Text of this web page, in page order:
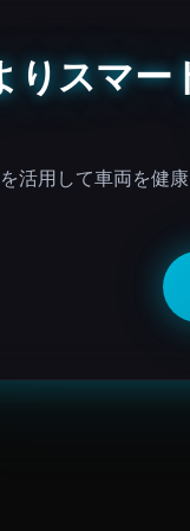
りスマー
活用して車両を健